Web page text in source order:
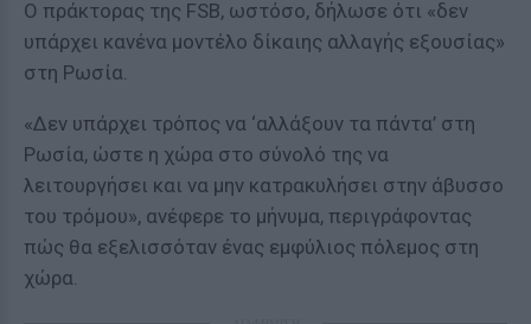
Ο πράκτορας της FSB, ωστόσο, δήλωσε ότι «δεν
υπάρχει κανένα μοντέλο δίκαιης αλλαγής εξουσίας»
στη Ρωσία.
«Δεν υπάρχει τρόπος να ‘αλλάξουν τα πάντα’ στη
Ρωσία, ώστε η χώρα στο σύνολό της να
λειτουργήσει και να μην κατρακυλήσει στην άβυσσο
του τρόμου», ανέφερε το μήνυμα, περιγράφοντας
πώς θα εξελισσόταν ένας εμφύλιος πόλεμος στη
χώρα.